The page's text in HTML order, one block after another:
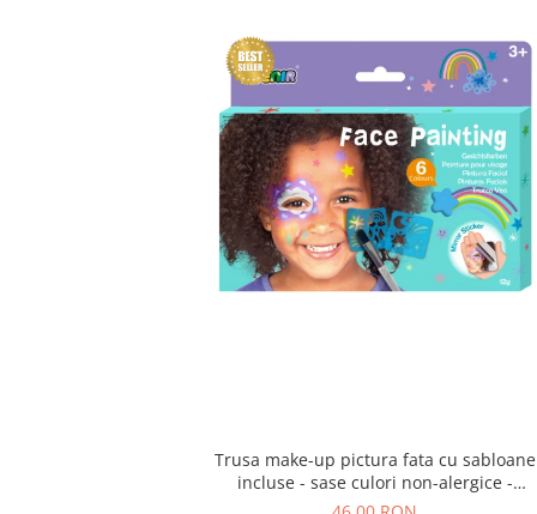
Trusa make-up pictura fata cu sabloane
incluse - sase culori non-alergice -
curcubeu si stele